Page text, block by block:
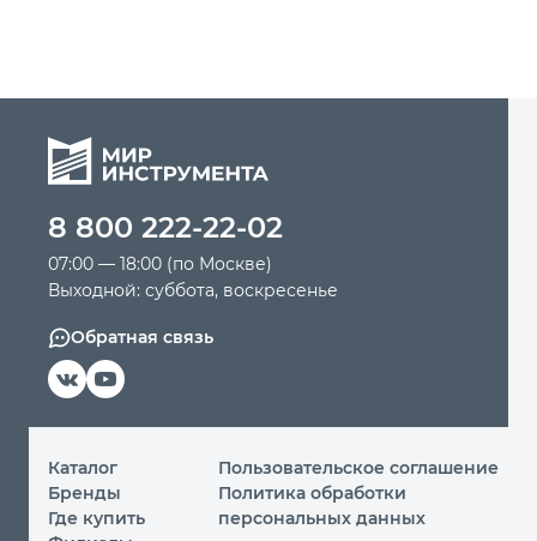
8 800 222-22-02
07:00 — 18:00 (по Москве)
Выходной: суббота, воскресенье
Обратная связь
Каталог
Бренды
Где купить
Пользовательское соглашение
Политика обработки
персональных данных